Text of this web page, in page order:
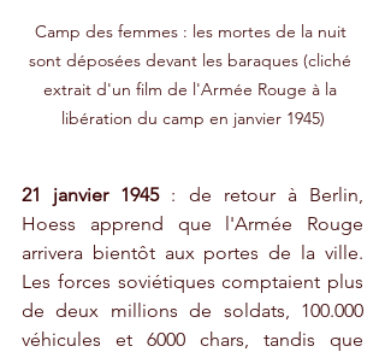
Camp des femmes : les mortes de la nuit
sont déposées devant les baraques (cliché
extrait d'un film de l'Armée Rouge à la
libération du camp en janvier 1945)
21 janvier 1945 : de retour à Berlin,
Hoess apprend que l'Armée Rouge
arrivera bientôt aux portes de la ville.
Les forces soviétiques comptaient plus
de deux millions de soldats, 100.000
véhicules et 6000 chars, tandis que